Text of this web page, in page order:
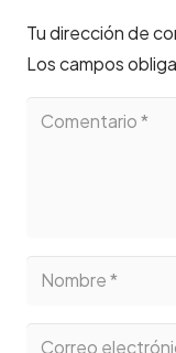
Tu dirección de
Los campos